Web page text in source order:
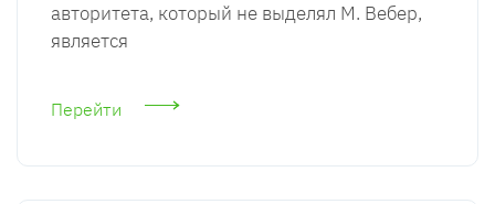
авторитета, который не выделял М. Вебер,
является
Перейти